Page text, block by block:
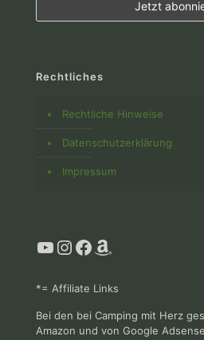
Rechtliches
Rechtliche Hinweise
Datenschutzerklärung
Impressum
YouTube
Instagram
Facebook
Amazon
*= Affiliate Links
Bei den bei Camping mit Herz
Amazon und von Google